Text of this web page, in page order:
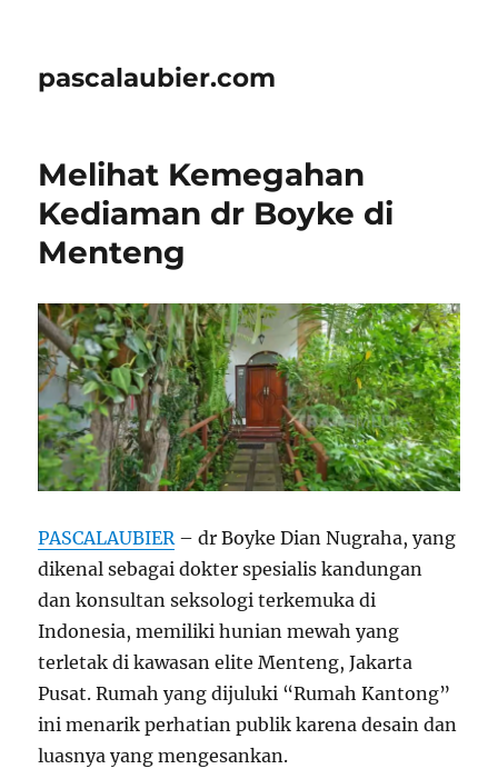
pascalaubier.com
Melihat Kemegahan
Kediaman dr Boyke di
Menteng
PASCALAUBIER– dr Boyke Dian Nugraha, yang
dikenal sebagai dokter spesialis kandungan
dan konsultan seksologi terkemuka di
Indonesia, memiliki hunian mewah yang
terletak di kawasan elite Menteng, Jakarta
Pusat. Rumah yang dijuluki “Rumah Kantong”
ini menarik perhatian publik karena desain dan
luasnya yang mengesankan.